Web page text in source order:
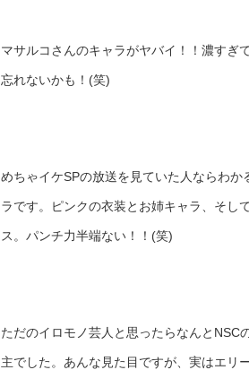
マサルコさんのキャラがヤバイ！！濃すぎ
忘れないかも！(笑)
めちゃイケSPの放送を見ていた人ならわ
ラです。ピンクの衣装とお姉キャラ、そし
ス。パンチ力半端ない！！(笑)
ただのイロモノ芸人と思ったらなんとNSC
主でした。あんな見た目ですが、実はエリ